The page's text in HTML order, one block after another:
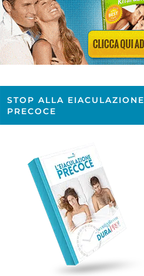
STOP ALLA EIACULAZIONE
PRECOCE